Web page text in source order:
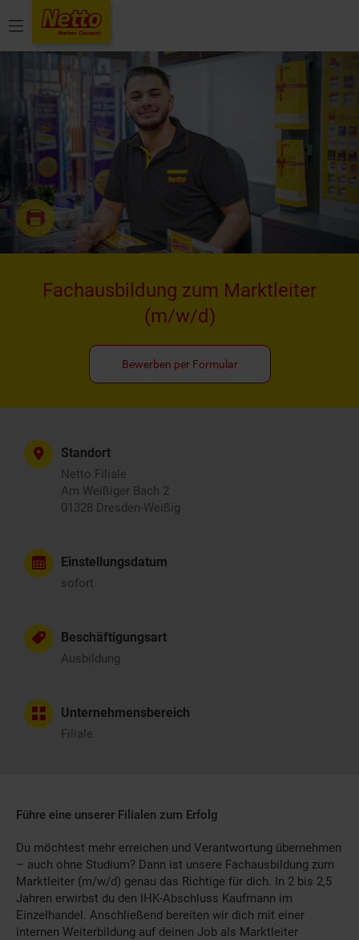
Menü
Fachausbildung zum Marktleiter
(m/w/d)
Bewerben per Formular
Standort
Netto Filiale
Am Weißiger Bach 2
01328 Dresden-Weißig
Einstellungsdatum
sofort
Beschäftigungsart
Ausbildung
Unternehmensbereich
Filiale
Führe eine unserer Filialen zum Erfolg
Du möchtest mehr erreichen und Verantwortung übernehmen
– auch ohne Studium? Dann ist unsere Fachausbildung zum
Marktleiter (m/w/d) genau das Richtige für dich. In 2 bis 2,5
Jahren erwirbst du den IHK-Abschluss Kaufmann im
Einzelhandel. Anschließend bereiten wir dich mit einer
internen Weiterbildung auf deinen Job als Marktleiter